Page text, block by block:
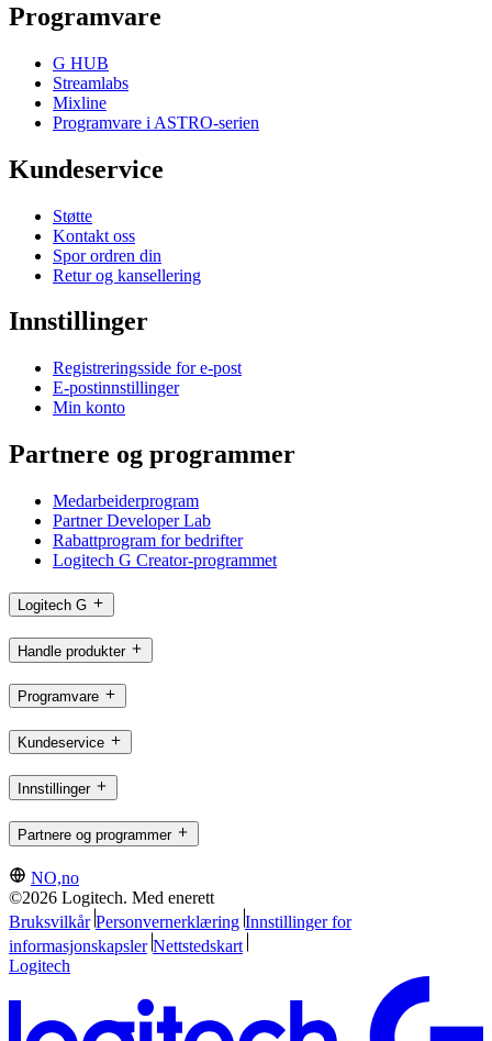
Programvare
G HUB
Streamlabs
Mixline
Programvare i ASTRO-serien
Kundeservice
Støtte
Kontakt oss
Spor ordren din
Retur og kansellering
Innstillinger
Registreringsside for e-post
E-postinnstillinger
Min konto
Partnere og programmer
Medarbeiderprogram
Partner Developer Lab
Rabattprogram for bedrifter
Logitech G Creator-programmet
Logitech G
Handle produkter
Programvare
Kundeservice
Innstillinger
Partnere og programmer
NO,no
©2026 Logitech. Med enerett
Bruksvilkår Personvernerklæring Innstillinger for
informasjonskapsler Nettstedskart
Logitech